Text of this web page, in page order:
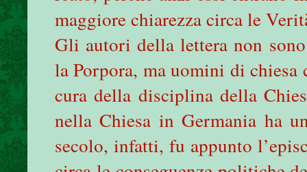
maggiore chiarezza circa le
Gli autori della lettera non
la Porpora, ma uomini di
cura della disciplina della
nella Chiesa in Germania ha
secolo, infatti, fu appunto